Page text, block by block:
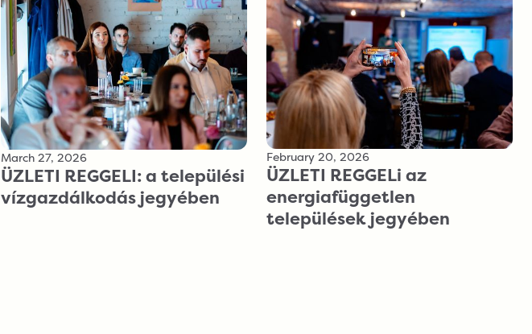
March 27, 2026
ÜZLETI REGGELI: a települési
vízgazdálkodás jegyében
February 20, 2026
ÜZLETI REGGELi az
energiafüggetlen
települések jegyében